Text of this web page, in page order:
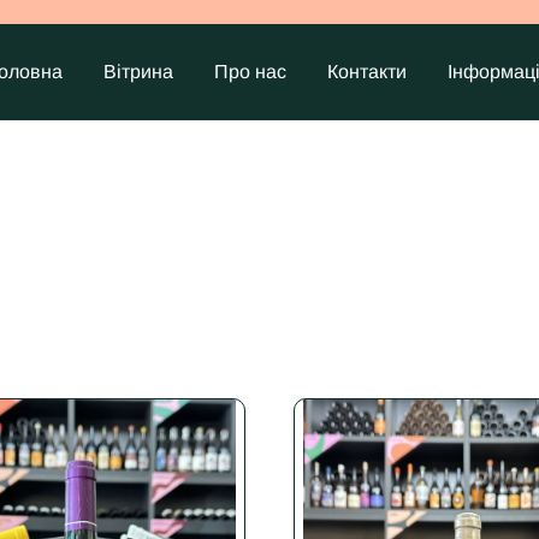
Вітрина Про нас Контакти